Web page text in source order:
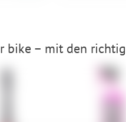
bike – mit den